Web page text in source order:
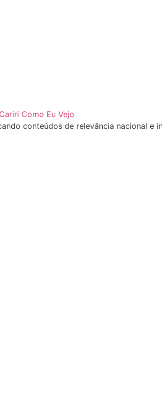
conteúdos de relevância nacional e